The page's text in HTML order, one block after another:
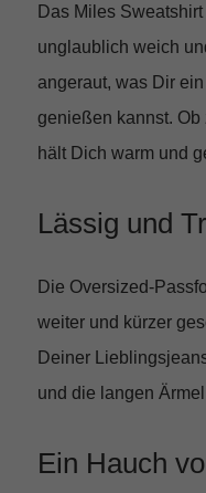
Das Miles
unglaublich weich
angeraut, was Dir
genießen kannst. Ob
hält Dich warm und
Lässig und
Die Oversized-
weiter und kürzer
Deiner
und die langen
Ein Hauch